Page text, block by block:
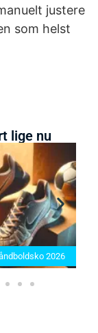
justere
som helst
lige nu
2026